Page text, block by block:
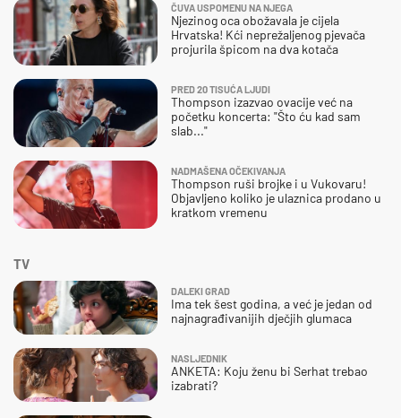
ČUVA USPOMENU NA NJEGA
Njezinog oca obožavala je cijela
Hrvatska! Kći neprežaljenog pjevača
projurila špicom na dva kotača
PRED 20 TISUĆA LJUDI
Thompson izazvao ovacije već na
početku koncerta: "Što ću kad sam
slab..."
NADMAŠENA OČEKIVANJA
Thompson ruši brojke i u Vukovaru!
Objavljeno koliko je ulaznica prodano u
kratkom vremenu
TV
DALEKI GRAD
Ima tek šest godina, a već je jedan od
najnagrađivanijih dječjih glumaca
NASLJEDNIK
ANKETA: Koju ženu bi Serhat trebao
izabrati?